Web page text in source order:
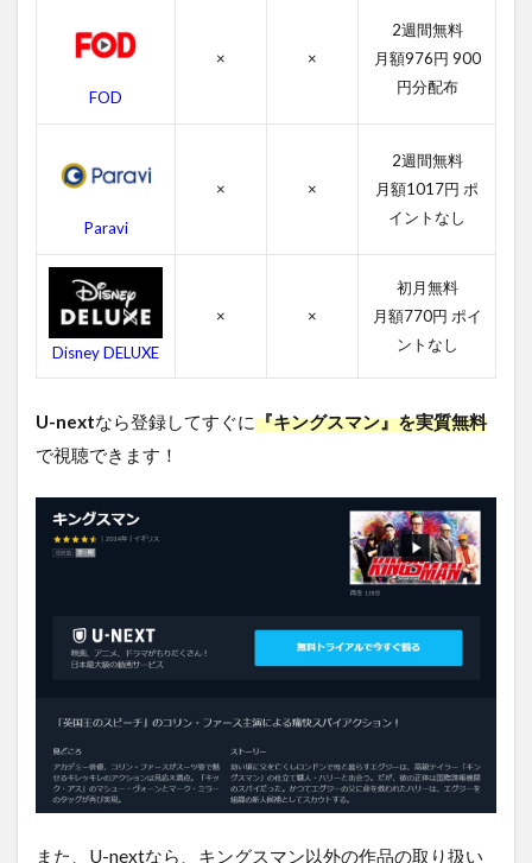
マン
ャス
声優
4.3
グス
マン
のス
タッ
フ
キン
グス
マン
連作
品
ン
グ
ス
ン
無
料
視
す
FOD
× ×
2週間無料
月額976円 900
円分配布
Paravi
× ×
2週間無料
月額1017円 ポ
イントなし
Disney DELUXE
× ×
初月無料
月額770円 ポイ
ントなし
U-nextなら登録してすぐに『キングスマン』を実質無料
で視聴できます！
また、U-nextなら、キングスマン以外の作品の取り扱い